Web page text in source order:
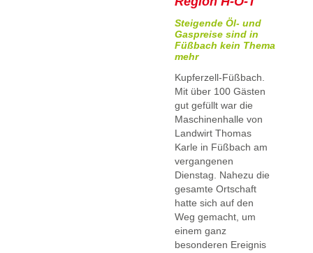
Steigende Öl- und
Gaspreise sind in
Füßbach kein Thema
mehr
Kupferzell-Füßbach.
Mit über 100 Gästen
gut gefüllt war die
Maschinenhalle von
Landwirt Thomas
Karle in Füßbach am
vergangenen
Dienstag. Nahezu die
gesamte Ortschaft
hatte sich auf den
Weg gemacht, um
einem ganz
besonderen Ereignis